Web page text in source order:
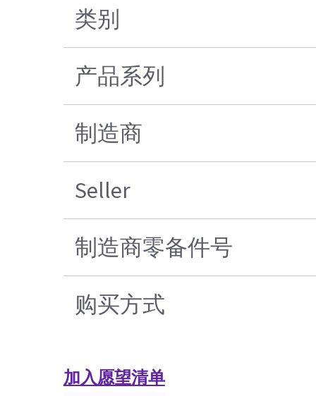
类别
产品系列
制造商
Seller
制造商零备件号
购买方式
加入愿望清单